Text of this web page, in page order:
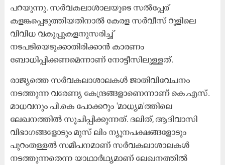
പറയുന്നു. സർവകലാശാലയുടെ സൽപ്പേര്
കളങ്കപ്പെടുത്തിയതിനാൽ കേരള സർവീസ് റൂളിലെ
വിവിധ വകുപ്പുകളനുസരിച്ച്
നടപടിയെടുക്കാതിരിക്കാൻ കാരണം
ബോധിപ്പിക്കണമെന്നാണ് നോട്ടീസിലുള്ളത്.
രാജ്യത്തെ സർവകലാശാലകൾ ജാതിവിവേചനം
നടത്തുന്ന വരേണ്യ കേന്ദ്രങ്ങളാണെന്നാണ് കെ.എസ്.
മാധവനും പി.കെ പോക്കറും 'മാധ്യമ'ത്തിലെ
ലേഖനത്തിൽ സൂചിപ്പിക്കുന്നത്. ദലിത്, ആദിവാസി
വിഭാഗങ്ങളോടും മുസ് ലിം ന്യൂനപക്ഷങ്ങളോടും
പുറംതള്ളൽ സമീപനമാണ് സർവകലാശാലകൾ
നടത്തുന്നതെന്ന യാഥാർഥ്യമാണ് ലേഖനത്തിൽ